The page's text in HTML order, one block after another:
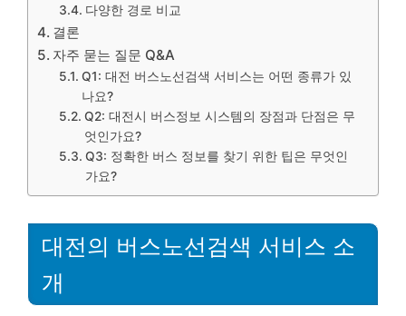
다양한 경로 비교
결론
자주 묻는 질문 Q&A
Q1: 대전 버스노선검색 서비스는 어떤 종류가 있
나요?
Q2: 대전시 버스정보 시스템의 장점과 단점은 무
엇인가요?
Q3: 정확한 버스 정보를 찾기 위한 팁은 무엇인
가요?
대전의 버스노선검색 서비스 소
개